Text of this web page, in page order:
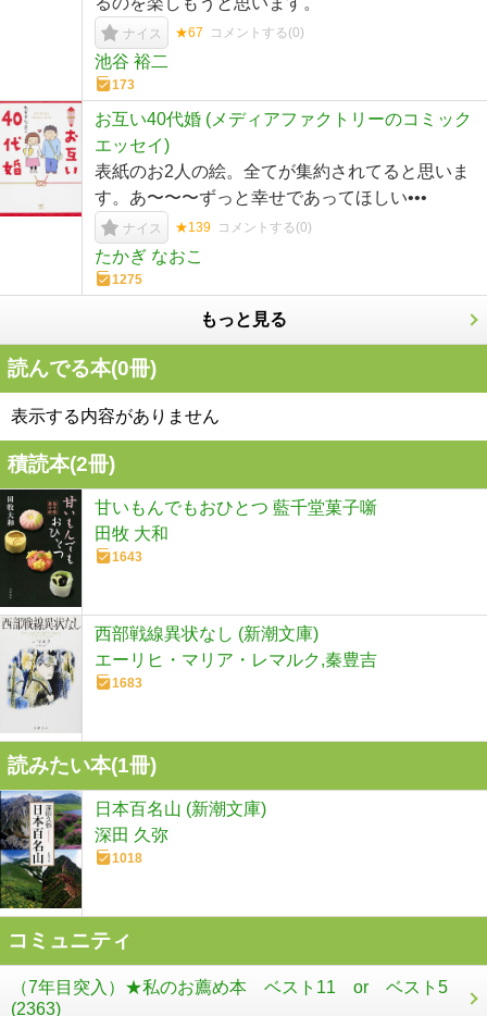
ナイス ★67 コメントする(0)
池谷 裕二
173
お互い40代婚 (メディアファクトリーのコミック
エッセイ)
表紙のお2人の絵。全てが集約されてると思いま
す。あ〜〜〜ずっと幸せであってほしい•••
ナイス ★139 コメントする(0)
たかぎ なおこ
1275
もっと見る
読んでる本(0冊)
表示する内容がありません
積読本(2冊)
甘いもんでもおひとつ 藍千堂菓子噺
田牧 大和
1643
西部戦線異状なし (新潮文庫)
エーリヒ・マリア・レマルク,秦豊吉
1683
読みたい本(1冊)
日本百名山 (新潮文庫)
深田 久弥
1018
コミュニティ
（7年目突入）★私のお薦め本 ベスト11 or ベスト5
(2363)